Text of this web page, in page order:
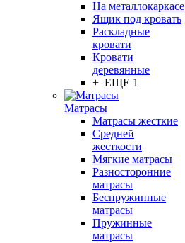
На металлокаркасе
Ящик под кровать
Раскладные
кровати
Кровати
деревянные
+ ЕЩЕ 1
Матрасы
Матрасы жесткие
Средней
жесткости
Мягкие матрасы
Разносторонние
матрасы
Беспружинные
матрасы
Пружинные
матрасы